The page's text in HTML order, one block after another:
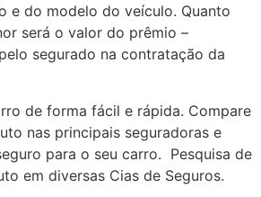
e do modelo do veículo. Quanto
será o valor do prêmio –
segurado na contratação da
de forma fácil e rápida. Compare
nas principais seguradoras e
para o seu carro. Pesquisa de
em diversas Cias de Seguros.